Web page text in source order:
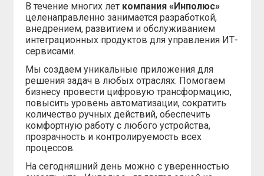
В течение многих лет компания «Инполюс»
целенаправленно занимается разработкой,
внедрением, развитием и обслуживанием
интеграционных продуктов для управления ИТ-
сервисами.
Мы создаем уникальные приложения для
решения задач в любых отраслях. Помогаем
бизнесу провести цифровую трансформацию,
повысить уровень автоматизации, сократить
количество ручных действий, обеспечить
комфортную работу с любого устройства,
прозрачность и контролируемость всех
процессов.
На сегодняшний день можно с уверенностью